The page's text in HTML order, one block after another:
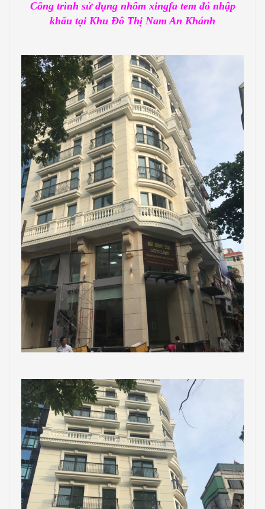
Công trình sử dụng nhôm xingfa tem đỏ nhập
khẩu tại Khu Đô Thị Nam An Khánh